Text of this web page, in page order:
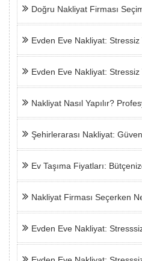
Doğru Nakliyat Firması
Evden Eve Nakliyat: Stressiz
Evden Eve Nakliyat: Stressiz
Nakliyat Nasıl Yapılır?
Şehirlerarası Nakliyat:
Ev Taşıma Fiyatları:
Nakliyat Firması Seçerken
Evden Eve Nakliyat: Stresssiz